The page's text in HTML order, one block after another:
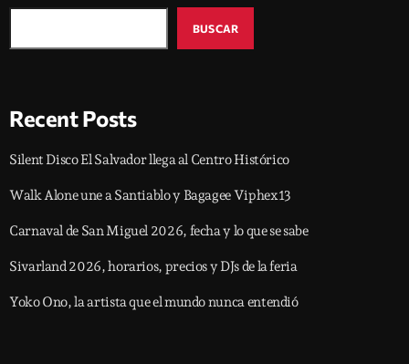
BUSCAR
Recent Posts
Silent Disco El Salvador llega al Centro Histórico
Walk Alone une a Santiablo y Bagagee Viphex13
Carnaval de San Miguel 2026, fecha y lo que se sabe
Sivarland 2026, horarios, precios y DJs de la feria
Yoko Ono, la artista que el mundo nunca entendió